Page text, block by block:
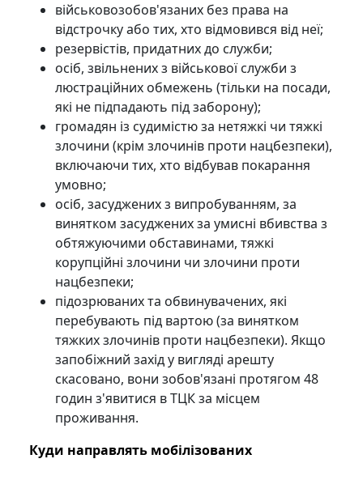
військовозобов'язаних без права на
відстрочку або тих, хто відмовився від неї;
резервістів, придатних до служби;
осіб, звільнених з військової служби з
люстраційних обмежень (тільки на посади,
які не підпадають під заборону);
громадян із судимістю за нетяжкі чи тяжкі
злочини (крім злочинів проти нацбезпеки),
включаючи тих, хто відбував покарання
умовно;
осіб, засуджених з випробуванням, за
винятком засуджених за умисні вбивства з
обтяжуючими обставинами, тяжкі
корупційні злочини чи злочини проти
нацбезпеки;
підозрюваних та обвинувачених, які
перебувають під вартою (за винятком
тяжких злочинів проти нацбезпеки). Якщо
запобіжний захід у вигляді арешту
скасовано, вони зобов'язані протягом 48
годин з'явитися в ТЦК за місцем
проживання.
Куди направлять мобілізованих